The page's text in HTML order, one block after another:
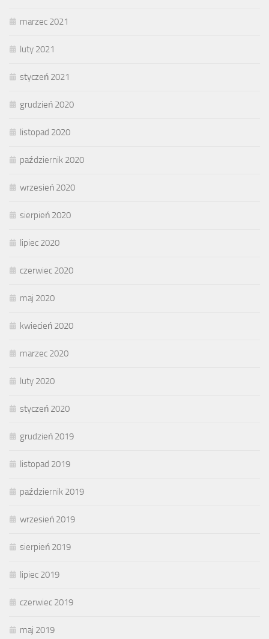
marzec 2021
luty 2021
styczeń 2021
grudzień 2020
listopad 2020
październik 2020
wrzesień 2020
sierpień 2020
lipiec 2020
czerwiec 2020
maj 2020
kwiecień 2020
marzec 2020
luty 2020
styczeń 2020
grudzień 2019
listopad 2019
październik 2019
wrzesień 2019
sierpień 2019
lipiec 2019
czerwiec 2019
maj 2019